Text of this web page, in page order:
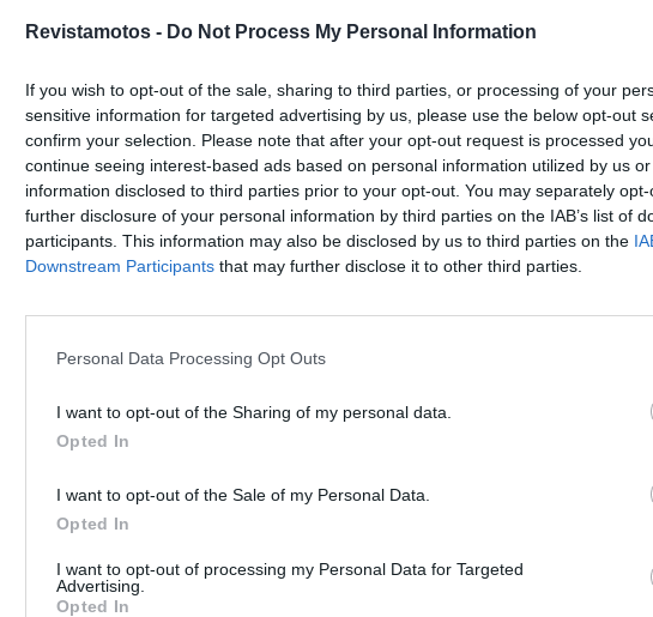
Revistamotos - Do Not Process My Personal Information
If you wish to opt-out of the sale, sharing to third parties, or processing of your
sensitive information for targeted advertising by us, please use the below opt-out
confirm your selection. Please note that after your opt-out request is processed
continue seeing interest-based ads based on personal information utilized by us
information disclosed to third parties prior to your opt-out. You may separately
further disclosure of your personal information by third parties on the IAB’s list of
participants. This information may also be disclosed by us to third parties on the
Downstream Participants that may further disclose it to other third parties.
Personal Data Processing Opt Outs
I want to opt-out of the Sharing of my personal data.
Opted In
I want to opt-out of the Sale of my Personal Data.
Opted In
I want to opt-out of processing my Personal Data for Targeted
Advertising.
Opted In